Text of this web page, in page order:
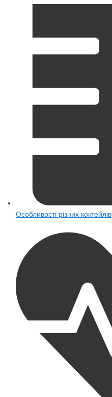
Особливості різних коктейлів